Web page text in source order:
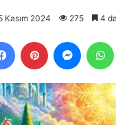
Kasım 2024 275 4
FacebookPinterest